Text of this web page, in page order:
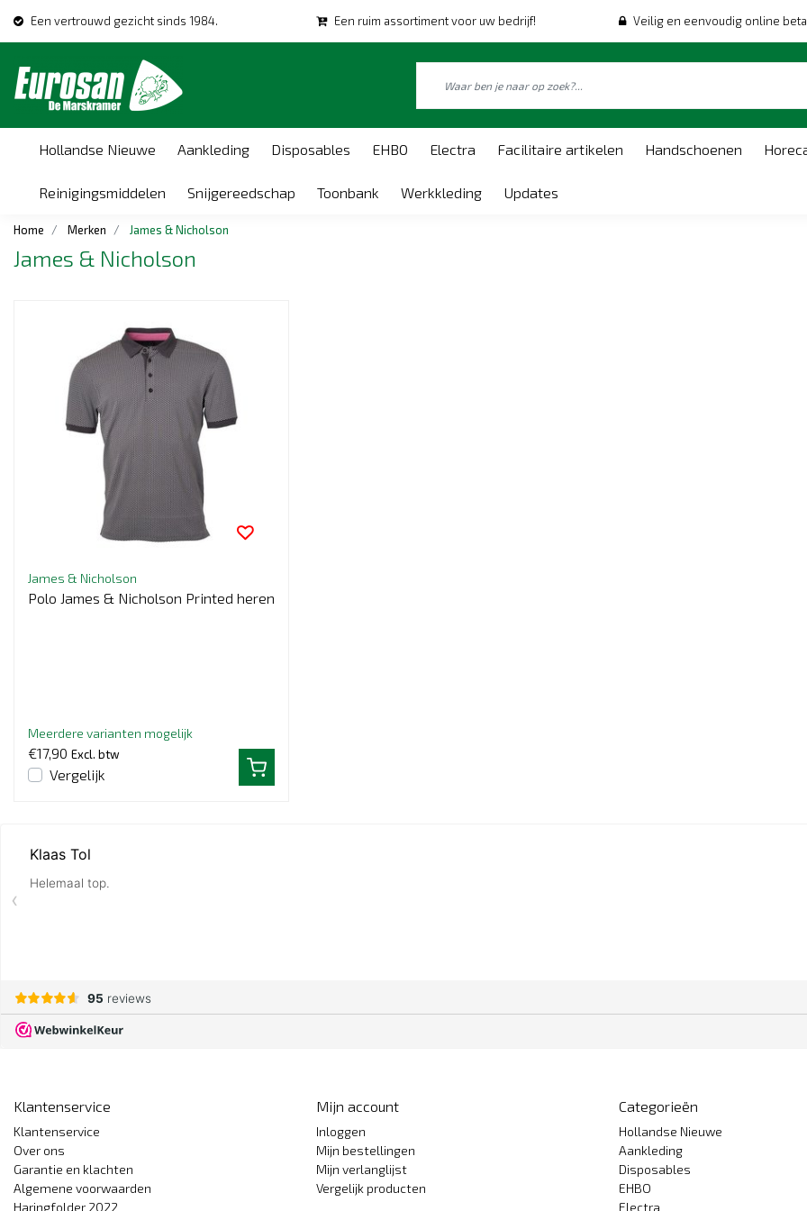
Een vertrouwd gezicht sinds 1984. Een ruim assortiment voor uw bedrijf! Veilig en eenvoudig online
Hollandse Nieuwe Aankleding Disposables EHBO Electra Facilitaire artikelen Handschoenen
Reinigingsmiddelen Snijgereedschap Toonbank Werkkleding Updates
Home Merken James & Nicholson
James & Nicholson
James & Nicholson
Polo James & Nicholson Printed heren
Meerdere varianten mogelijk
€17,90 Excl. btw
Vergelijk
Klantenservice
Klantenservice
Over ons
Garantie en klachten
Algemene voorwaarden
Haringfolder 2022
Mijn account
Inloggen
Mijn bestellingen
Mijn verlanglijst
Vergelijk producten
Categorieën
Hollandse Nieuwe
Aankleding
Disposables
EHBO
Electra